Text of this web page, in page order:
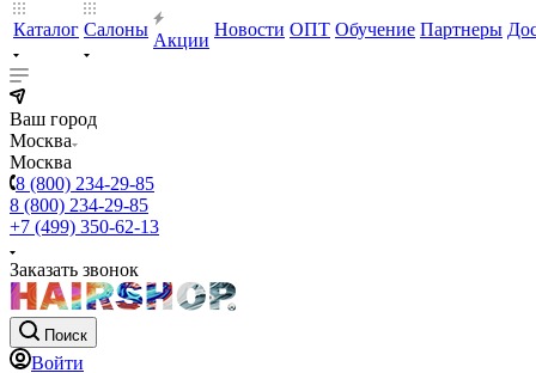
Каталог Салоны
Акции
Новости ОПТ Обучение Партнеры
Ваш город
Москва
Москва
8 (800) 234-29-85
8 (800) 234-29-85
+7 (499) 350-62-13
Заказать звонок
Поиск
Войти